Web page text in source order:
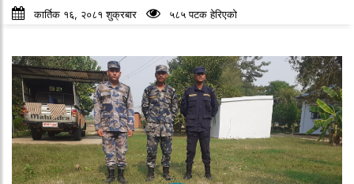
कार्तिक १६, २०८१ शुक्रबार ५८५ पटक हेरिएको